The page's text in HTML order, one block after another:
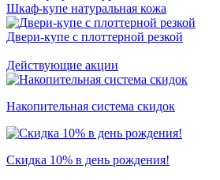
Шкаф-купе натуральная кожа
Двери-купе с плоттерной резкой
Действующие акции
Накопительная система скидок
Скидка 10% в день рождения!